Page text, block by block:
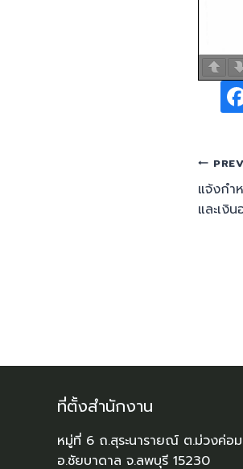
แจ้งกำ
และเงิ
ที่ตั้งสำนักงาน
หมู่ที่ 6 ถ.สุระนารายณ์ ต.ม่วงค่อม
อ.ชัยบาดาล จ.ลพบุรี 15230